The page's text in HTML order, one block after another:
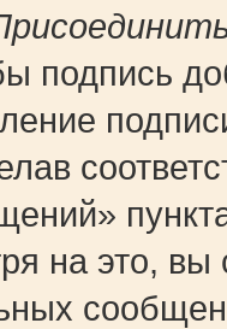
подпись
на это,